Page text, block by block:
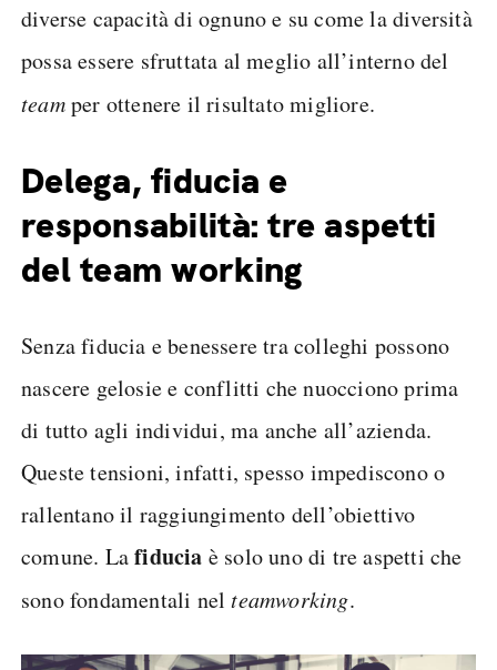
diverse capacità di ognuno e su come la diversità
possa essere sfruttata al meglio all’interno del
teamper ottenere il risultato migliore.
Delega, fiducia e
responsabilità: tre aspetti
del team working
Senza fiducia e benessere tra colleghi possono
nascere gelosie e conflitti che nuocciono prima
di tutto agli individui, ma anche all’azienda.
Queste tensioni, infatti, spesso impediscono o
rallentano il raggiungimento dell’obiettivo
comune. Lafiducia è solo uno di tre aspetti che
sono fondamentali nelteamworking.